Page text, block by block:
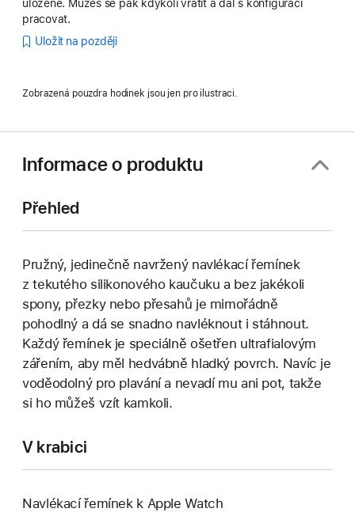
uložené. Můžeš se pak kdykoli vrátit a dál s konfigurací
pracovat.
Uložit na později
Zobrazená pouzdra hodinek jsou jen pro ilustraci.
Informace o produktu
Přehled
Pružný, jedinečně navržený navlékací řemínek
z tekutého silikonového kaučuku a bez jakékoli
spony, přezky nebo přesahů je mimořádně
pohodlný a dá se snadno navléknout i stáhnout.
Každý řemínek je speciálně ošetřen ultrafialovým
zářením, aby měl hedvábně hladký povrch. Navíc je
voděodolný pro plavání a nevadí mu ani pot, takže
si ho můžeš vzít kamkoli.
V krabici
Navlékací řemínek k Apple Watch